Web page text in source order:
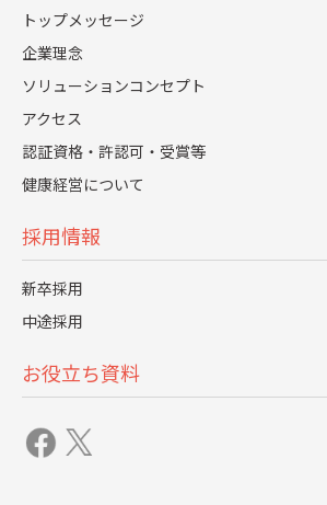
トップメッセージ
企業理念
ソリューションコンセプト
アクセス
認証資格・許認可・受賞等
健康経営について
採用情報
新卒採用
中途採用
お役立ち資料
右肩上がりの成長を続けるHDE、常に
秀な人材だ。グローバルでも積極的に
か、ソフトウェアエンジニア向けイン
外出張カバン持ちインターンシップ制
海外出張に学生がインターンシップと
スの実際の現場で就業を体験する）な
グラムを提供している。
雇用を確保するにしても